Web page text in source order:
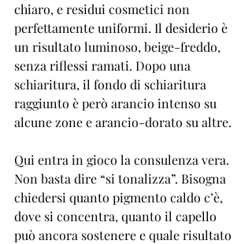
chiaro, e residui cosmetici non
perfettamente uniformi. Il desiderio è
un risultato luminoso, beige-freddo,
senza riflessi ramati. Dopo una
schiaritura, il fondo di schiaritura
raggiunto è però arancio intenso su
alcune zone e arancio-dorato su altre.
Qui entra in gioco la consulenza vera.
Non basta dire “si tonalizza”. Bisogna
chiedersi quanto pigmento caldo c’è,
dove si concentra, quanto il capello
può ancora sostenere e quale risultato